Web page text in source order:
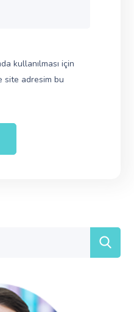
kullanılması için
site adresim bu